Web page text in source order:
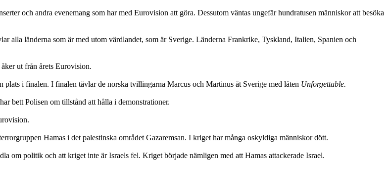
och andra evenemang som har med Eurovision att göra. Dessutom väntas ungefär hundratusen människor att besöka
alla länderna som är med utom värdlandet, som är Sverige. Länderna Frankrike, Tyskland, Italien, Spanien och
ut från årets Eurovision.
i finalen. I finalen tävlar de norska tvillingarna Marcus och Martinus åt Sverige med låten Unforgettable.
bett Polisen om tillstånd att hålla i demonstrationer.
Hamas i det palestinska området Gazaremsan. I kriget har många oskyldiga människor dött.
om politik och att kriget inte är Israels fel. Kriget började nämligen med att Hamas attackerade Israel.